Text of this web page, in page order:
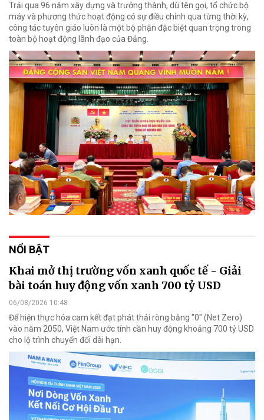
Trải qua 96 năm xây dựng và trưởng thành, dù tên gọi, tổ chức bộ
máy và phương thức hoạt động có sự điều chỉnh qua từng thời kỳ,
công tác tuyên giáo luôn là một bộ phận đặc biệt quan trọng trong
toàn bộ hoạt động lãnh đạo của Đảng.
NỔI BẬT
Khai mở thị trường vốn xanh quốc tế - Giải
bài toán huy động vốn xanh 700 tỷ USD
06/08/2026 10:48
Để hiện thực hóa cam kết đạt phát thải ròng bằng "0" (Net Zero)
vào năm 2050, Việt Nam ước tính cần huy động khoảng 700 tỷ USD
cho lộ trình chuyển đổi dài hạn.